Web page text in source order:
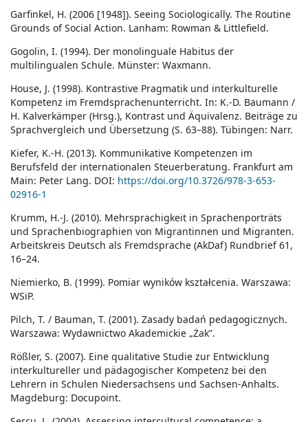
Garfinkel, H. (2006 [1948]). Seeing Sociologically. The Routine
Grounds of Social Action. Lanham: Rowman & Littlefield.
Gogolin, I. (1994). Der monolinguale Habitus der
multilingualen Schule. Münster: Waxmann.
House, J. (1998). Kontrastive Pragmatik und interkulturelle
Kompetenz im Fremdsprachenunterricht. In: K.-D. Baumann /
H. Kalverkämper (Hrsg.), Kontrast und Äquivalenz. Beiträge zu
Sprachvergleich und Übersetzung (S. 63–88). Tübingen: Narr.
Kiefer, K.-H. (2013). Kommunikative Kompetenzen im
Berufsfeld der internationalen Steuerberatung. Frankfurt am
Main: Peter Lang. DOI: https://doi.org/10.3726/978-3-653-
02916-1
Krumm, H.-J. (2010). Mehrsprachigkeit in Sprachenporträts
und Sprachenbiographien von Migrantinnen und Migranten.
Arbeitskreis Deutsch als Fremdsprache (AkDaf) Rundbrief 61,
16–24.
Niemierko, B. (1999). Pomiar wyników kształcenia. Warszawa:
WSiP.
Pilch, T. / Bauman, T. (2001). Zasady badań pedagogicznych.
Warszawa: Wydawnictwo Akademickie „Żak”.
Rößler, S. (2007). Eine qualitative Studie zur Entwicklung
interkultureller und pädagogischer Kompetenz bei den
Lehrern in Schulen Niedersachsens und Sachsen-Anhalts.
Magdeburg: Docupoint.